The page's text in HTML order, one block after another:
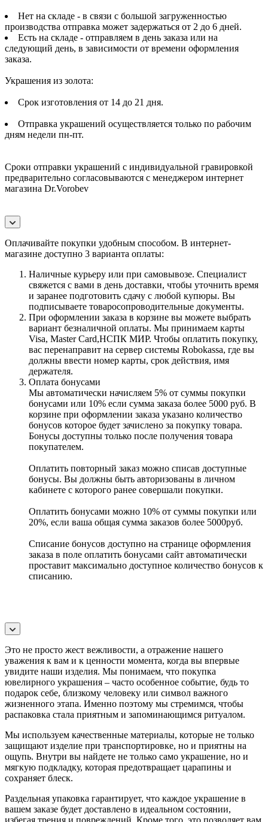
Нет на складе - в связи с большой загруженностью
производства отправка может задержаться от 2 до 6 дней.
Есть на складе - отправляем в день заказа или на
следующий день, в зависимости от времени оформления
заказа.
Украшения из золота:
Срок изготовления от 14 до 21 дня.
Отправка украшений осуществляется только по рабочим
дням недели пн-пт.
Сроки отправки украшений с индивидуальной гравировкой
предварительно согласовываются с менеджером интернет
магазина Dr.Vorobev
Оплачивайте покупки удобным способом. В интернет-
магазине доступно 3 варианта оплаты:
Наличные курьеру или при самовывозе. Специалист
свяжется с вами в день доставки, чтобы уточнить время
и заранее подготовить сдачу с любой купюры. Вы
подписываете товаросопроводительные документы.
При оформлении заказа в корзине вы можете выбрать
вариант безналичной оплаты. Мы принимаем карты
Visa, Master Card,НСПК МИР. Чтобы оплатить покупку,
вас перенаправит на сервер системы Robokassa, где вы
должны ввести номер карты, срок действия, имя
держателя.
Оплата бонусами
Мы автоматически начисляем 5% от суммы покупки
бонусами или 10% если сумма заказа более 5000 руб. В
корзине при оформлении заказа указано количество
бонусов которое будет зачислено за покупку товара.
Бонусы доступны только после получения товара
покупателем.
Оплатить повторный заказ можно списав доступные
бонусы. Вы должны быть авторизованы в личном
кабинете с которого ранее совершали покупки.
Оплатить бонусами можно 10% от суммы покупки или
20%, если ваша общая сумма заказов более 5000руб.
Списание бонусов доступно на странице оформления
заказа в поле оплатить бонусами сайт автоматически
проставит максимально доступное количество бонусов к
списанию.
Это не просто жест вежливости, а отражение нашего
уважения к вам и к ценности момента, когда вы впервые
увидите наши изделия. Мы понимаем, что покупка
ювелирного украшения – часто особенное событие, будь то
подарок себе, близкому человеку или символ важного
жизненного этапа. Именно поэтому мы стремимся, чтобы
распаковка стала приятным и запоминающимся ритуалом.
Мы используем качественные материалы, которые не только
защищают изделие при транспортировке, но и приятны на
ощупь. Внутри вы найдете не только само украшение, но и
мягкую подкладку, которая предотвращает царапины и
сохраняет блеск.
Раздельная упаковка гарантирует, что каждое украшение в
вашем заказе будет доставлено в идеальном состоянии,
избегая трения и повреждений. Кроме того, это позволяет вам